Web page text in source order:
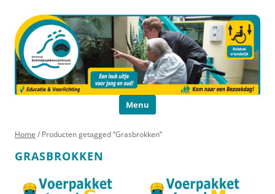
Menu
Home / Producten getagged “Grasbrokken”
GRASBROKKEN